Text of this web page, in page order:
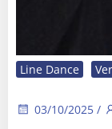
Line Dance
03/10/2025 /